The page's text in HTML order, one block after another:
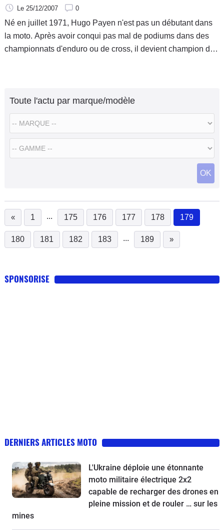
Le 25/12/2007 0
Né en juillet 1971, Hugo Payen n'est pas un débutant dans
la moto. Après avoir conqui pas mal de podiums dans des
championnats d'enduro ou de cross, il devient champion de
Toute l'actu par marque/modèle
OK
« 1 ... 175 176 177 178 179
180
181 182 183 ... 189 »
SPONSORISE
DERNIERS ARTICLES MOTO
L'Ukraine déploie une étonnante
moto militaire électrique 2x2
capable de recharger des drones en
pleine mission et de rouler … sur les
mines